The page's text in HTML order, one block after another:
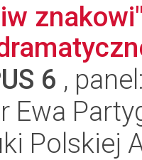
6 ,
Ewa
Polskiej